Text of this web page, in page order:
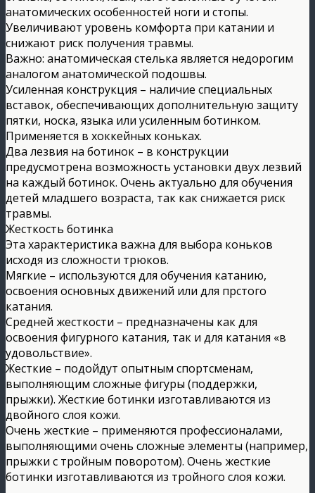
анатомических особенностей ноги и стопы.
Увеличивают уровень комфорта при катании и
снижают риск получения травмы.
Важно: анатомическая стелька является недорогим
аналогом анатомической подошвы.
Усиленная конструкция – наличие специальных
вставок, обеспечивающих дополнительную защиту
пятки, носка, языка или усиленным ботинком.
Применяется в хоккейных коньках.
Два лезвия на ботинок – в конструкции
предусмотрена возможность установки двух лезвий
на каждый ботинок. Очень актуально для обучения
детей младшего возраста, так как снижается риск
травмы.
Жесткость ботинка
Эта характеристика важна для выбора коньков
исходя из сложности трюков.
Мягкие – используются для обучения катанию,
освоения основных движений или для прстого
катания.
Средней жесткости – предназначены как для
освоения фигурного катания, так и для катания «в
удовольствие».
Жесткие – подойдут опытным спортсменам,
выполняющим сложные фигуры (поддержки,
прыжки). Жесткие ботинки изготавливаются из
двойного слоя кожи.
Очень жесткие – применяются профессионалами,
выполняющими очень сложные элементы (например,
прыжки с тройным поворотом). Очень жесткие
ботинки изготавливаются из тройного слоя кожи.